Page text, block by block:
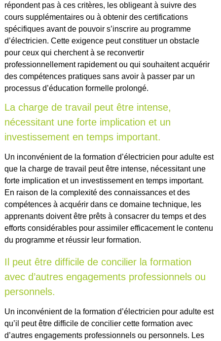
répondent pas à ces critères, les obligeant à suivre des
cours supplémentaires ou à obtenir des certifications
spécifiques avant de pouvoir s’inscrire au programme
d’électricien. Cette exigence peut constituer un obstacle
pour ceux qui cherchent à se reconvertir
professionnellement rapidement ou qui souhaitent acquérir
des compétences pratiques sans avoir à passer par un
processus d’éducation formelle prolongé.
La charge de travail peut être intense,
nécessitant une forte implication et un
investissement en temps important.
Un inconvénient de la formation d’électricien pour adulte est
que la charge de travail peut être intense, nécessitant une
forte implication et un investissement en temps important.
En raison de la complexité des connaissances et des
compétences à acquérir dans ce domaine technique, les
apprenants doivent être prêts à consacrer du temps et des
efforts considérables pour assimiler efficacement le contenu
du programme et réussir leur formation.
Il peut être difficile de concilier la formation
avec d’autres engagements professionnels ou
personnels.
Un inconvénient de la formation d’électricien pour adulte est
qu’il peut être difficile de concilier cette formation avec
d’autres engagements professionnels ou personnels. Les